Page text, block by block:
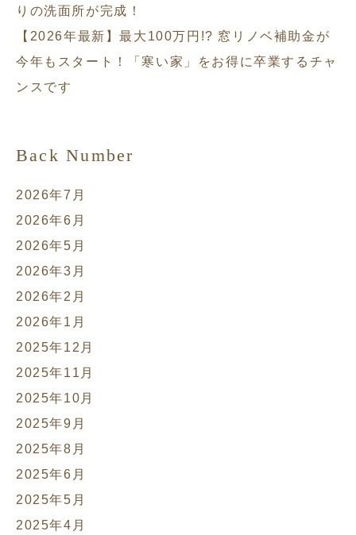
りの洗面所が完成！
【2026年最新】最大100万円!? 窓リノベ補助金が
今年もスタート！「寒い家」をお得に卒業するチャ
ンスです
Back Number
2026年7月
2026年6月
2026年5月
2026年3月
2026年2月
2026年1月
2025年12月
2025年11月
2025年10月
2025年9月
2025年8月
2025年6月
2025年5月
2025年4月